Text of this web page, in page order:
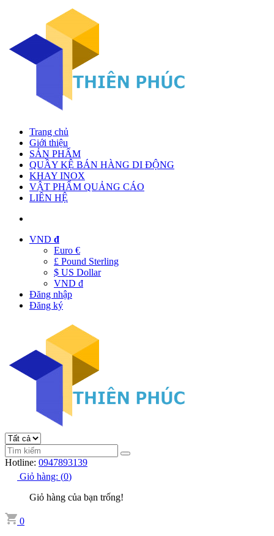
Trang chủ
Giới thiệu
SẢN PHẨM
QUẦY KỆ BÁN HÀNG DI ĐỘNG
KHAY INOX
VẬT PHẨM QUẢNG CÁO
LIÊN HỆ
VND đ
Euro €
£ Pound Sterling
$ US Dollar
VND đ
Đăng nhập
Đăng ký
Hotline: 0947893139
Giỏ hàng: (0)
Giỏ hàng của bạn trống!
0